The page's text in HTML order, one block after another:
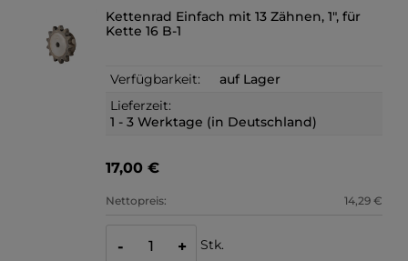
Kettenrad Einfach mit 13 Zähnen, 1", für
Kette 16 B-1
Verfügbarkeit:
auf Lager
Lieferzeit:
1 - 3 Werktage (in Deutschland)
17,00 €
Nettopreis: 14,29 €
- + Stk.